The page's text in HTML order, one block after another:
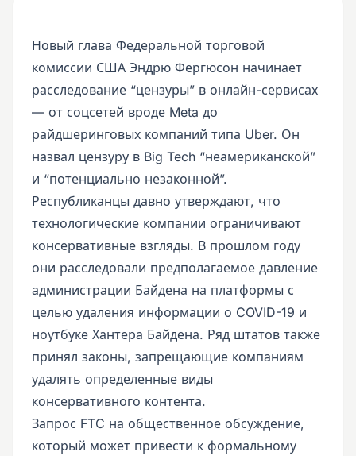
Новый глава Федеральной торговой
комиссии США Эндрю Фергюсон начинает
расследование “цензуры” в онлайн-сервисах
— от соцсетей вроде Meta до
райдшеринговых компаний типа Uber. Он
назвал цензуру в Big Tech “неамериканской”
и “потенциально незаконной”.
Республиканцы давно утверждают, что
технологические компании ограничивают
консервативные взгляды. В прошлом году
они расследовали предполагаемое давление
администрации Байдена на платформы с
целью удаления информации о COVID-19 и
ноутбуке Хантера Байдена. Ряд штатов также
принял законы, запрещающие компаниям
удалять определенные виды
консервативного контента.
Запрос FTC на общественное обсуждение,
который может привести к формальному